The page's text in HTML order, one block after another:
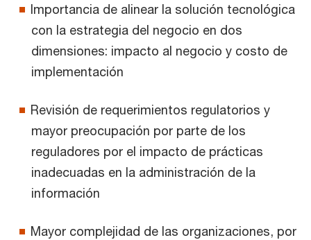
Importancia de alinear la solución tecnológica
con la estrategia del negocio en dos
dimensiones: impacto al negocio y costo de
implementación
Revisión de requerimientos regulatorios y
mayor preocupación por parte de los
reguladores por el impacto de prácticas
inadecuadas en la administración de la
información
Mayor complejidad de las organizaciones, por